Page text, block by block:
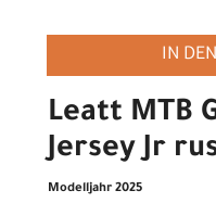
IN
Leatt MTB
Jersey Jr
Modelljahr 2025